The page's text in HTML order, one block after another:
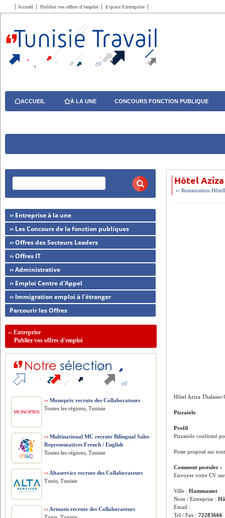
Accueil Publiez vos offres d’emploi Espace Entreprise
ACCUEIL À LA UNE CONCOURS FONCTION PUBLIQUE
Hôtel
››Restauration
Hôtel Aziza Thalasso
Pizzaiolo
Profil
Pizzaiolo confirmé
Poste proposé sur
Comment postuler :
Envoyer votre CV sur
Ville : Hammamet
Nom / Entreprise :
Email :
Tel / Fax :72283666
›› Entreprise à la une
›› Les Concours de la fonction publiques
›› Offres des Secteurs Leaders
›› Offres IT
›› Administrative
›› Emploi Centre d'Appel
›› Immigration emploi à l'étranger
Parcourir les Offres
››Entreprise
Publiez vos offres d'emploi
›› Monoprix recrute des Collaborateurs
Toutes les régions, Tunisie
›› Multinational MC recrute Bilingual Sales
Representatives French / English
Toutes les régions, Tunisie
›› Altaservice recrute des Collaborateurs
Tunis, Tunisie
›› Armatis recrute des Collaborateurs